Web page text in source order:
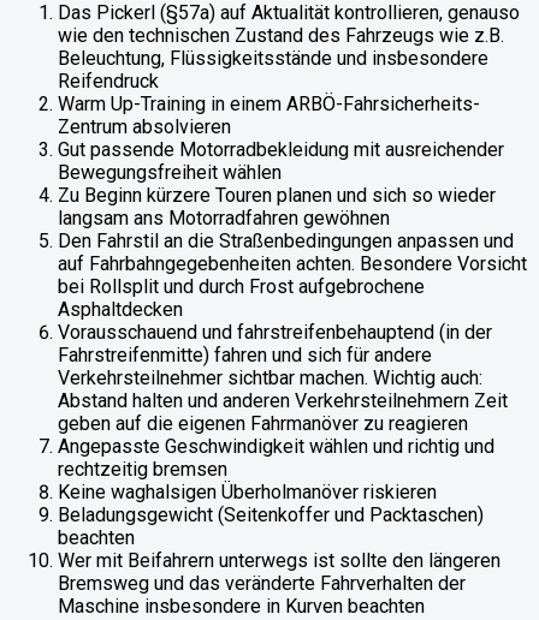
Das Pickerl (§57a) auf Aktualität kontrollieren, genauso
wie den technischen Zustand des Fahrzeugs wie z.B.
Beleuchtung, Flüssigkeitsstände und insbesondere
Reifendruck
Warm Up-Training in einem ARBÖ-Fahrsicherheits-
Zentrum absolvieren
Gut passende Motorradbekleidung mit ausreichender
Bewegungsfreiheit wählen
Zu Beginn kürzere Touren planen und sich so wieder
langsam ans Motorradfahren gewöhnen
Den Fahrstil an die Straßenbedingungen anpassen und
auf Fahrbahngegebenheiten achten. Besondere Vorsicht
bei Rollsplit und durch Frost aufgebrochene
Asphaltdecken
Vorausschauend und fahrstreifenbehauptend (in der
Fahrstreifenmitte) fahren und sich für andere
Verkehrsteilnehmer sichtbar machen. Wichtig auch:
Abstand halten und anderen Verkehrsteilnehmern Zeit
geben auf die eigenen Fahrmanöver zu reagieren
Angepasste Geschwindigkeit wählen und richtig und
rechtzeitig bremsen
Keine waghalsigen Überholmanöver riskieren
Beladungsgewicht (Seitenkoffer und Packtaschen)
beachten
Wer mit Beifahrern unterwegs ist sollte den längeren
Bremsweg und das veränderte Fahrverhalten der
Maschine insbesondere in Kurven beachten